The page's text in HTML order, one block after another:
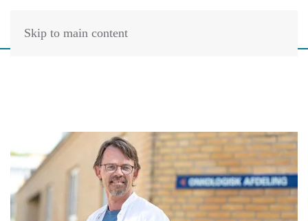
Skip to main content